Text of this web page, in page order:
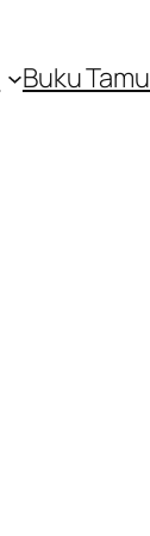
Buku Tamu